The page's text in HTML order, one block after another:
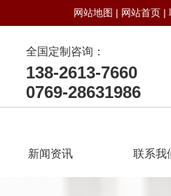
网站地图 | 网站首页 |
全国定制咨询：
138-2613-7660
0769-28631986
新闻资讯 联系我